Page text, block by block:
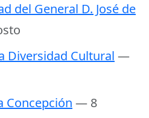
del General D. José de
Diversidad Cultural —
Concepción — 8